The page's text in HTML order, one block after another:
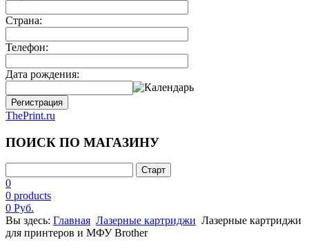
Страна:
Телефон:
Дата рождения:
Регистрация
ThePrint.ru
ПОИСК ПО МАГАЗИНУ
0
0 products
0 Руб.
Вы здесь: Главная Лазерные картриджи Лазерные картриджи
для принтеров и МФУ Brother